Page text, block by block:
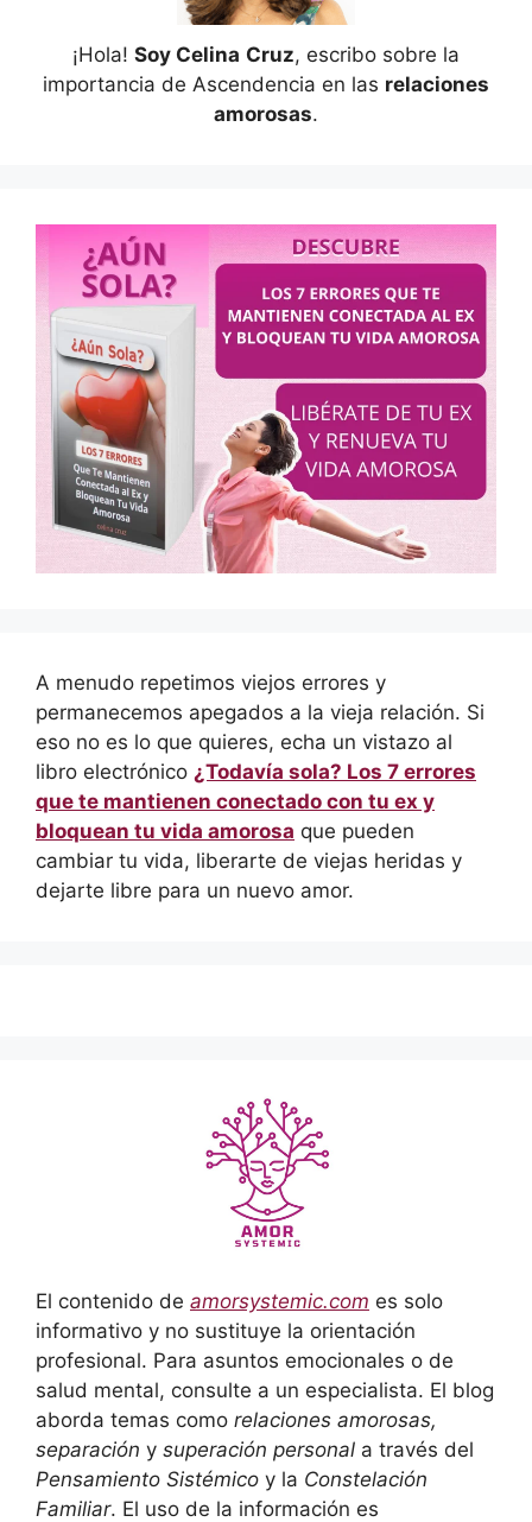
¡Hola! Soy Celina Cruz, escribo sobre la
importancia de Ascendencia en las relaciones
amorosas.
A menudo repetimos viejos errores y
permanecemos apegados a la vieja relación. Si
eso no es lo que quieres, echa un vistazo al
libro electrónico ¿Todavía sola? Los 7 errores
que te mantienen conectado con tu ex y
bloquean tu vida amorosa que pueden
cambiar tu vida, liberarte de viejas heridas y
dejarte libre para un nuevo amor.
El contenido de amorsystemic.com es solo
informativo y no sustituye la orientación
profesional. Para asuntos emocionales o de
salud mental, consulte a un especialista. El blog
aborda temas como relaciones amorosas,
separación y superación personal a través del
Pensamiento Sistémico y la Constelación
Familiar. El uso de la información es